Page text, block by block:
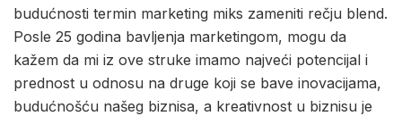
budućnosti termin marketing miks zameniti rečju blend.
Posle 25 godina bavljenja marketingom, mogu da
kažem da mi iz ove struke imamo najveći potencijal i
prednost u odnosu na druge koji se bave inovacijama,
budućnošću našeg biznisa, a kreativnost u biznisu je